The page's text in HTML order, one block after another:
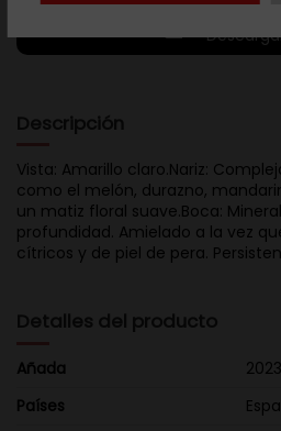
Descripción
Vista: Amarillo claro.Nariz:
como el melón, durazno,
un matiz floral suave.Boca:
profundidad. Amielado a la vez
cítricos y de piel de pera.
Detalles del producto
Añada
2023
Países